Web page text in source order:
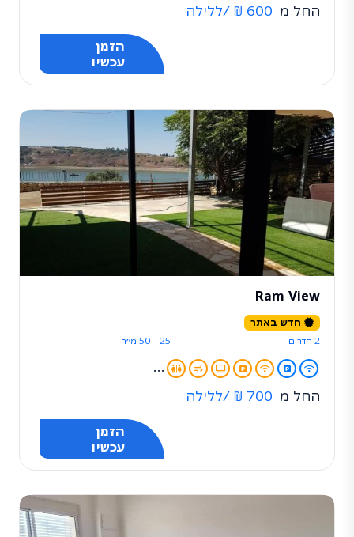
החל מ 600 ₪ /ללילה
הזמן
עכשיו
Ram View
חדש באתר
2 חדרים 25 - 50 מ״ר
...
החל מ 700 ₪ /ללילה
הזמן
עכשיו